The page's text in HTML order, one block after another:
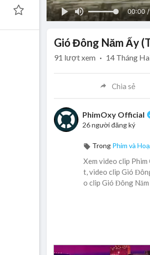
00:00
Gió Đông Năm Ấy
91 lượt xem · 14 Tháng
Chia sẻ
PhimOxy Official
26 người đăng ký
Trong Phim và
Xem video clip
t, video clip Gió
o clip Gió Đông